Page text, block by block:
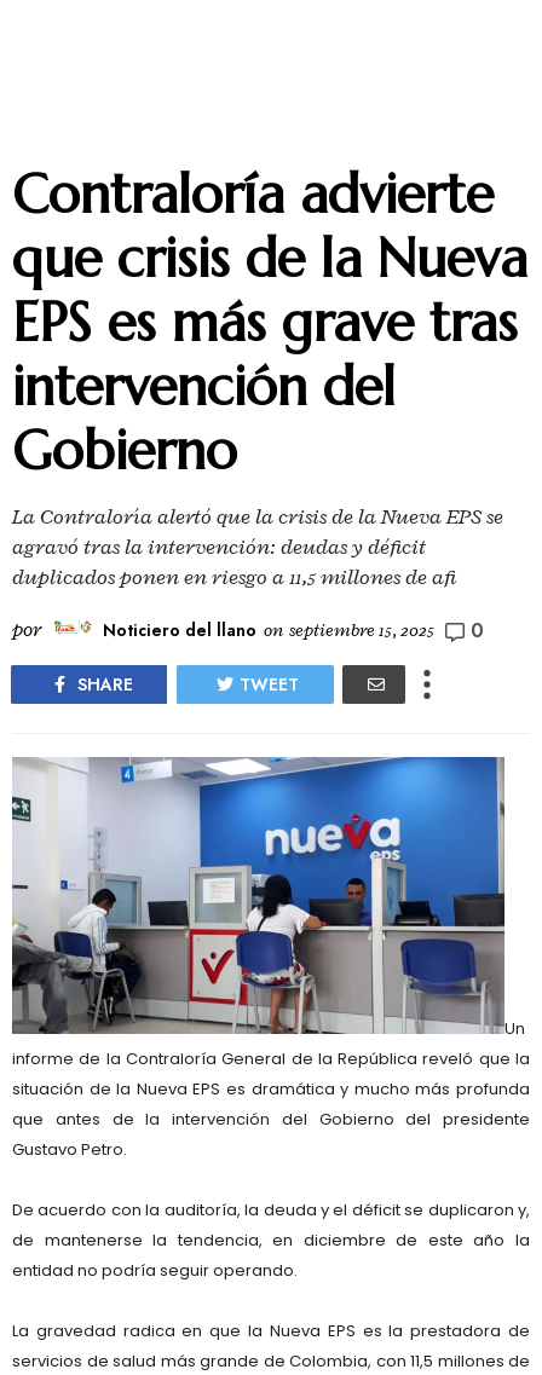
Contraloría advierte
que crisis de la Nueva
EPS es más grave tras
intervención del
Gobierno
La Contraloría alertó que la crisis de la Nueva EPS se
agravó tras la intervención: deudas y déficit
duplicados ponen en riesgo a 11,5 millones de afi
por Noticiero del llano on septiembre 15, 2025 0
SHARE TWEET
Un
informe de la Contraloría General de la República reveló que la
situación de la Nueva EPS es dramática y mucho más profunda
que antes de la intervención del Gobierno del presidente
Gustavo Petro.
De acuerdo con la auditoría, la deuda y el déficit se duplicaron y,
de mantenerse la tendencia, en diciembre de este año la
entidad no podría seguir operando.
La gravedad radica en que la Nueva EPS es laprestadora de
servicios de salud más grande de Colombia, con 11,5 millones de